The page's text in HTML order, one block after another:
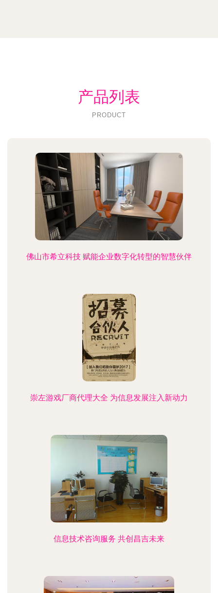
产品列表
PRODUCT
佛山市希立科技 赋能企业数字化转型的智慧伙伴
崇左游戏厂商代理大全 为信息发展注入新动力
信息技术咨询服务 共创昌吉未来